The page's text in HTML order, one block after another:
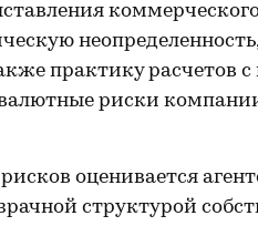
практику расчетов
валютные риски
оценивается
структурой